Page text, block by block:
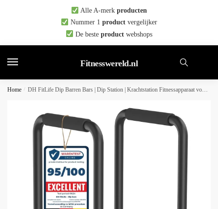
Alle A-merk producten
Nummer 1 productvergelijker
De beste productwebshops
Fitnesswereld.nl
Home / DH FitLife Dip Barren Bars | Dip Station | Krachtstation Fitnessapparaat voor Thuis | Parallettes Calisthenics Trainingsapparatuur | Krachttraining 80-100 cm individueel verstelbaar